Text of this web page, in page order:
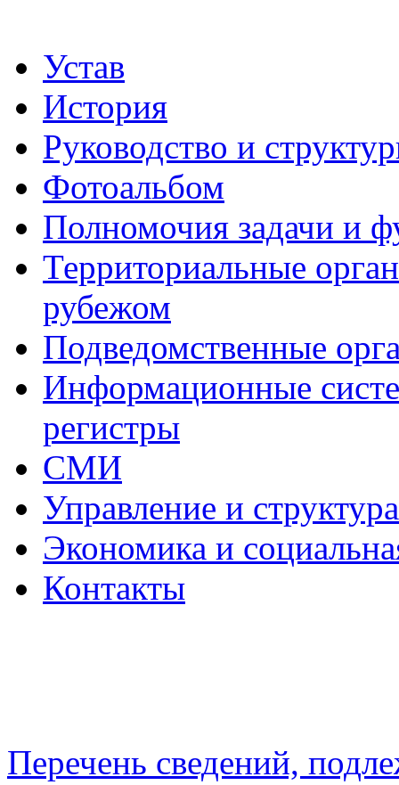
Устав
История
Руководство и
Фотоальбом
Полномочия задачи и
Территориальные
рубежом
Подведомственные
Информационные
регистры
СМИ
Управление и
Экономика и
Контакты
Перечень сведений,